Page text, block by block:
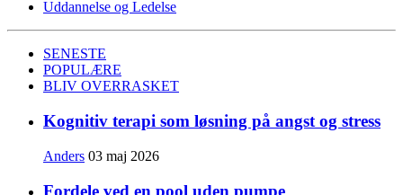
Uddannelse og Ledelse
SENESTE
POPULÆRE
BLIV OVERRASKET
Kognitiv terapi som løsning på angst og stress
Anders 03 maj 2026
Fordele ved en pool uden pumpe